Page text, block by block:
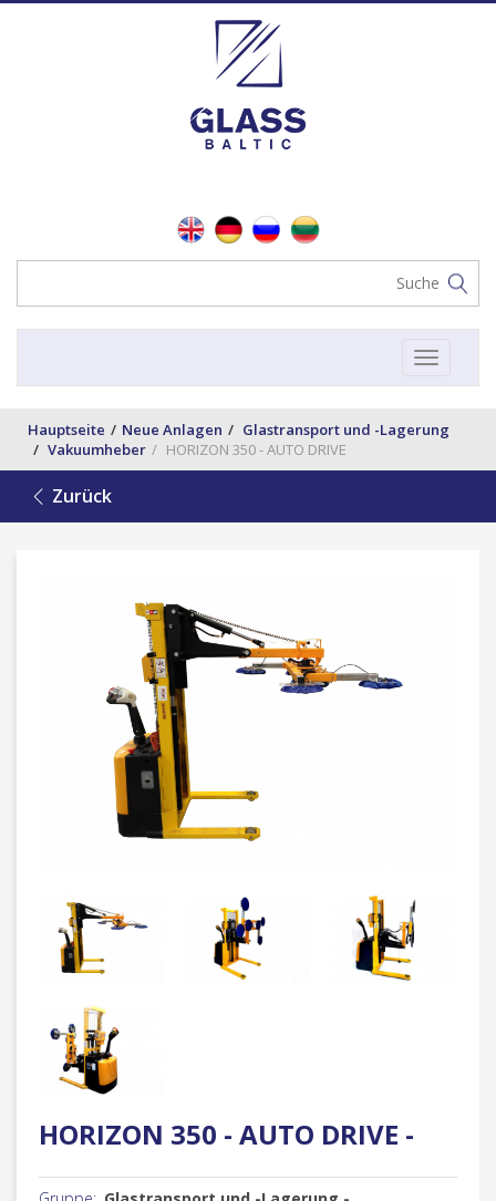
Toggle
Hauptseite Neue Anlagen
Glastransport und -Lagerung
Vakuumheber
HORIZON 350 - AUTO DRIVE
Zurück
HORIZON 350 - AUTO DRIVE -